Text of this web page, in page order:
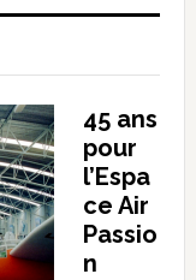
45 ans
pour
l’Espa
ce Air
Passio
n